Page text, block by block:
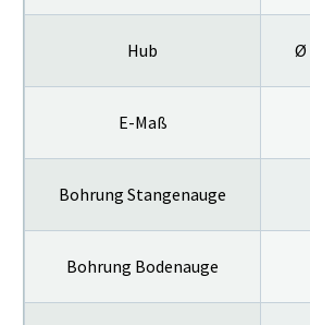
Hub Ø
E-Maß
Bohrung Stangenauge
Bohrung Bodenauge